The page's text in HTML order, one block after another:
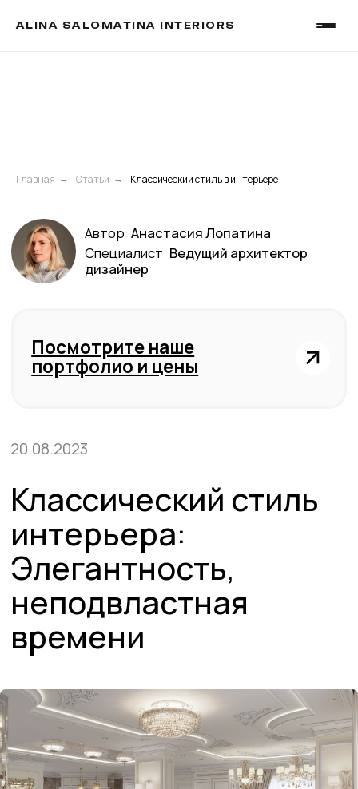
ALINA SALOMATINA INTERIORS
Главная → Статьи → Классический стиль в интерьере
Специалист:Ведущий архитектор
Посмотрите наше
портфолио и цены
Классический стиль
интерьера:
времени